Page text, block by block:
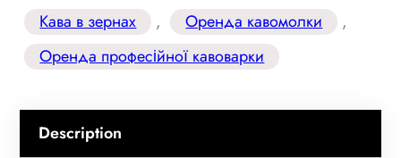
Кава в зернах
, Оренда кавомолки
,
Оренда професійної кавоварки
Description